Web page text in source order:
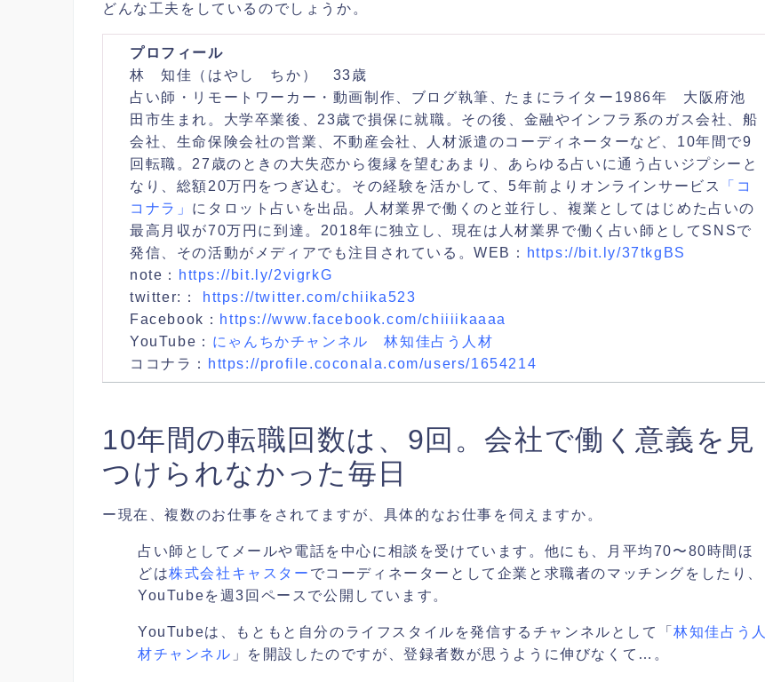
どんな工夫をしているのでしょうか。
プロフィール
林 知佳（はやし ちか） 33歳
占い師・リモートワーカー・動画制作、ブログ執筆、たまにライター1986年 大阪府池
田市生まれ。大学卒業後、23歳で損保に就職。その後、金融やインフラ系のガス会社、船
会社、生命保険会社の営業、不動産会社、人材派遣のコーディネーターなど、10年間で9
回転職。27歳のときの大失恋から復縁を望むあまり、あらゆる占いに通う占いジプシーと
なり、総額20万円をつぎ込む。その経験を活かして、5年前よりオンラインサービス
「コ
コナラ」 にタロット占いを出品。人材業界で働くのと並行し、複業としてはじめた占いの
最高月収が70万円に到達。2018年に独立し、現在は人材業界で働く占い師としてSNSで
発信、その活動がメディアでも注目されている。WEB：
https://bit.ly/37tkgBS
note：
https://bit.ly/2vigrkG
twitter:：
https://twitter.com/chiika523
Facebook： https://www.facebook.com/chiiiikaaaa
YouTube： にゃんちかチャンネル
林知佳占う人材
ココナラ：
https://profile.coconala.com/users/1654214
10年間の転職回数は、9回。会社で働く意義を見
つけられなかった毎日
ー現在、複数のお仕事をされてますが、具体的なお仕事を伺えますか。
占い師としてメールや電話を中心に相談を受けています。他にも、月平均70〜80時間ほ
どは株式会社キャスター でコーディネーターとして企業と求職者のマッチングをしたり、
YouTubeを週3回ペースで公開しています。
YouTubeは、もともと自分のライフスタイルを発信するチャンネルとして「林知佳占う人
材チャンネル 」を開設したのですが、登録者数が思うように伸びなくて…。